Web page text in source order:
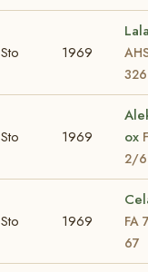
Sto 1969
Sto 1969
ox
2/
Sto 1969
FA
67